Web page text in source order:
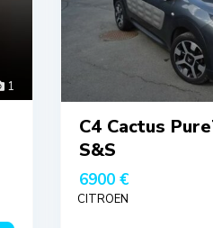
1
C4 Cactus
S&S
6900 €
CITROEN